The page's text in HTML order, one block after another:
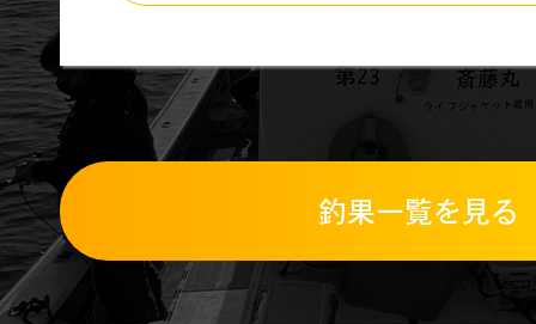
釣果一覧を見る